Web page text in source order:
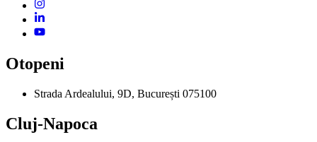
Otopeni
Strada Ardealului, 9D, București 075100
Cluj-Napoca